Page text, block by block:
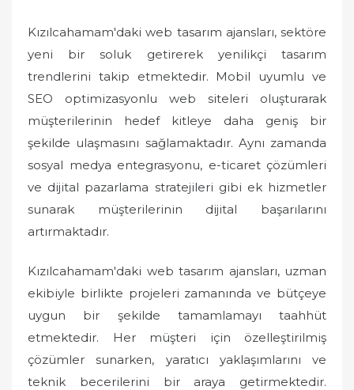
Kızılcahamam'daki web tasarım ajansları, sektöre
yeni bir soluk getirerek yenilikçi tasarım
trendlerini takip etmektedir. Mobil uyumlu ve
SEO optimizasyonlu web siteleri oluşturarak
müşterilerinin hedef kitleye daha geniş bir
şekilde ulaşmasını sağlamaktadır. Aynı zamanda
sosyal medya entegrasyonu, e-ticaret çözümleri
ve dijital pazarlama stratejileri gibi ek hizmetler
sunarak müşterilerinin dijital başarılarını
artırmaktadır.
Kızılcahamam'daki web tasarım ajansları, uzman
ekibiyle birlikte projeleri zamanında ve bütçeye
uygun bir şekilde tamamlamayı taahhüt
etmektedir. Her müşteri için özelleştirilmiş
çözümler sunarken, yaratıcı yaklaşımlarını ve
teknik becerilerini bir araya getirmektedir.